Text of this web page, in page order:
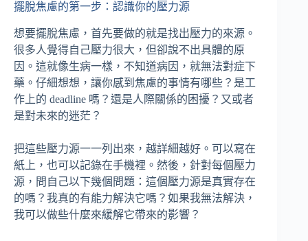
擺脫焦慮的第一步：認識你的壓力源
想要擺脫焦慮，首先要做的就是找出壓力的來源。
很多人覺得自己壓力很大，但卻說不出具體的原
因。這就像生病一樣，不知道病因，就無法對症下
藥。仔細想想，讓你感到焦慮的事情有哪些？是工
作上的 deadline 嗎？還是人際關係的困擾？又或者
是對未來的迷茫？
把這些壓力源一一列出來，越詳細越好。可以寫在
紙上，也可以記錄在手機裡。然後，針對每個壓力
源，問自己以下幾個問題：這個壓力源是真實存在
的嗎？我真的有能力解決它嗎？如果我無法解決，
我可以做些什麼來緩解它帶來的影響？